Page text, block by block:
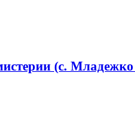
(с. Младежко